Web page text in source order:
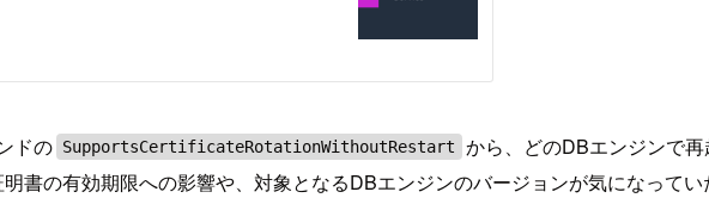
ドの SupportsCertificateRotationWithoutRestart
から、どのDBエンジンで再
書の有効期限への影響や、対象となるDBエンジンのバージョンが気になってい